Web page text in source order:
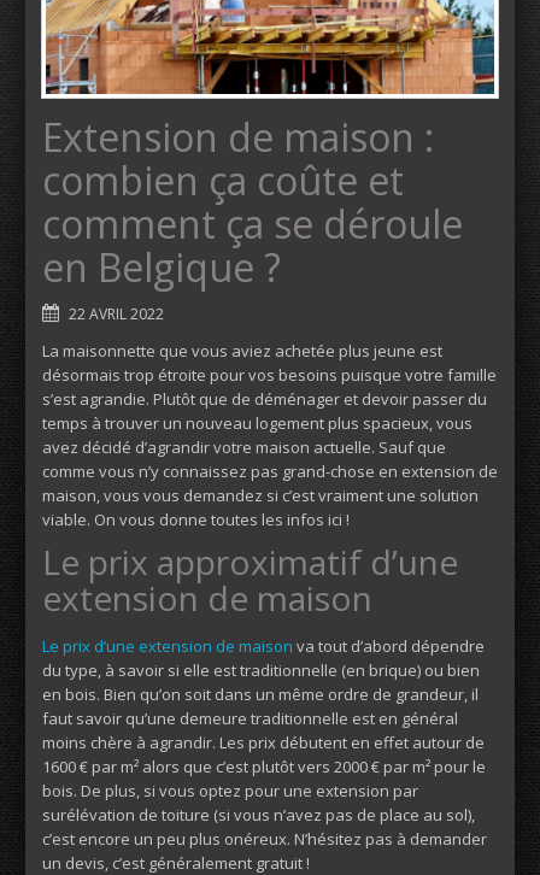
Extension de maison :
combien ça coûte et
comment ça se déroule
en Belgique ?
22 AVRIL 2022
La maisonnette que vous aviez achetée plus jeune est
désormais trop étroite pour vos besoins puisque votre famille
s’est agrandie. Plutôt que de déménager et devoir passer du
temps à trouver un nouveau logement plus spacieux, vous
avez décidé d’agrandir votre maison actuelle. Sauf que
comme vous n’y connaissez pas grand-chose en extension de
maison, vous vous demandez si c’est vraiment une solution
viable. On vous donne toutes les infos ici !
Le prix approximatif d’une
extension de maison
Le prix d’une extension de maison va tout d’abord dépendre
du type, à savoir si elle est traditionnelle (en brique) ou bien
en bois. Bien qu’on soit dans un même ordre de grandeur, il
faut savoir qu’une demeure traditionnelle est en général
moins chère à agrandir. Les prix débutent en effet autour de
1600 € par m² alors que c’est plutôt vers 2000 € par m² pour le
bois. De plus, si vous optez pour une extension par
surélévation de toiture (si vous n’avez pas de place au sol),
c’est encore un peu plus onéreux. N’hésitez pas à demander
un devis, c’est généralement gratuit !